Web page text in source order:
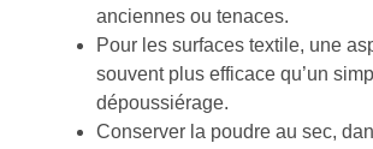
anciennes ou tenaces.
Pour les surfaces textile, une
souvent plus efficace qu’un
dépoussiérage.
Conserver la poudre au sec,